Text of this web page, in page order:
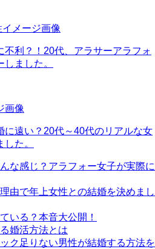
不利？！20代、アラサーアラフォ
ました。
に遠い？20代～40代のリアルな女
た。
な感じ？アラフォー女子が実際に
由で年上女性との結婚を決めまし
いる？本音大公開！
婚活方法とは
ク足りない男性が結婚する方法を